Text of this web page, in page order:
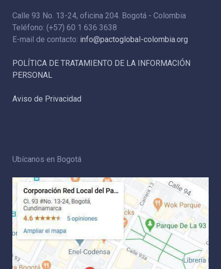
Calle 93 No. 13-24, oficina 204. Bogotá - Colombia
Teléfono: (+57) 60 1 636 3638
E-mail de contacto: info@pactoglobal-colombia.org
POLÍTICA DE TRATAMIENTO DE LA INFORMACIÓN
PERSONAL
Aviso de Privacidad
Ubícanos en Bogotá